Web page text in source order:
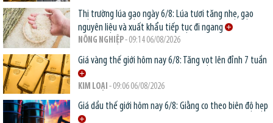
Thị trường lúa gạo ngày 6/8: Lúa tươi tăng nhẹ, gạo
nguyên liệu và xuất khẩu tiếp tục đi ngang
NÔNG NGHIỆP- 09:14 06/08/2026
Giá vàng thế giới hôm nay 6/8: Tăng vọt lên đỉnh 7 tuần
KIM LOẠI - 09:06 06/08/2026
Giá dầu thế giới hôm nay 6/8: Giằng co theo biên độ hẹp